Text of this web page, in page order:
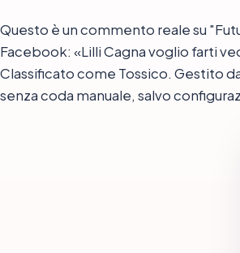
Questo è un commento reale su
Facebook: «Lilli Cagna voglio farti
Classificato come Tossico. Gestito
senza coda manuale, salvo